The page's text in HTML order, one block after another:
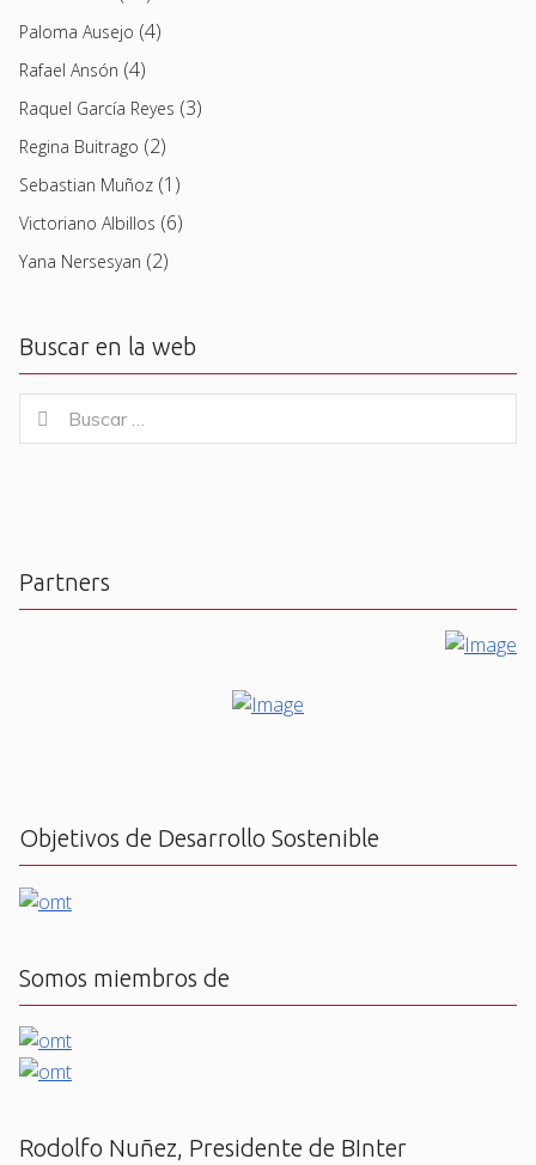
Paloma Ausejo (4)
Rafael Ansón (4)
Raquel García Reyes (3)
Regina Buitrago (2)
Sebastian Muñoz (1)
Victoriano Albillos (6)
Yana Nersesyan (2)
Buscar en la web
for:
Buscar
Partners
Objetivos de Desarrollo Sostenible
Somos miembros de
Rodolfo Nuñez, Presidente de BInter